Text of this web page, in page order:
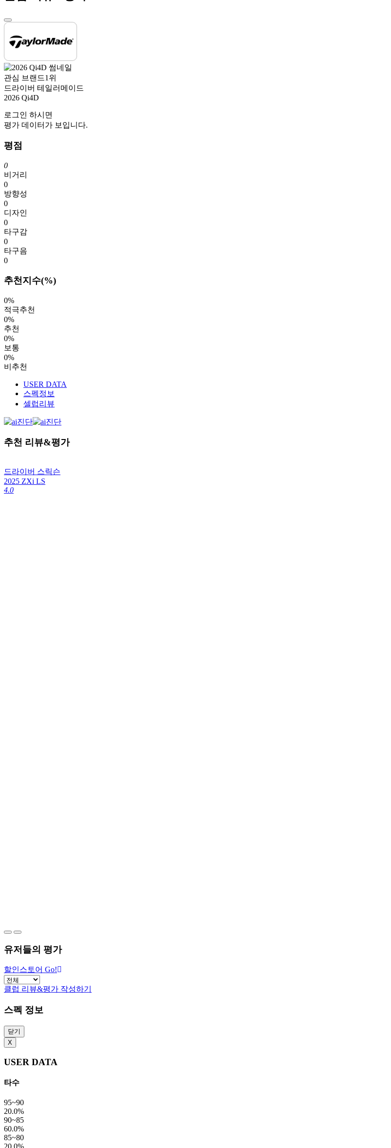
관심 브랜드1위
드라이버 테일러메이드
2026 Qi4D
로그인 하시면
평가 데이터가 보입니다.
평점
0
비거리
0
방향성
0
디자인
0
타구감
0
타구음
0
추천지수(%)
0%
적극추천
0%
추천
0%
보통
0%
비추천
USER DATA
스펙정보
셀럽리뷰
추천 리뷰&평가
드라이버 스릭슨
2025 ZXi LS
4.0
유저들의 평가
할인스토어 Go!
클럽 리뷰&평가 작성하기
스펙 정보
닫기
X
USER DATA
타수
95~90
20.0%
90~85
60.0%
85~80